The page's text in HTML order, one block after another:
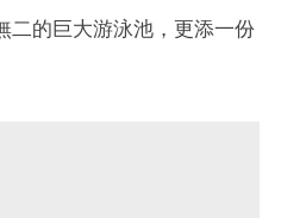
二的巨大游泳池，更添一份